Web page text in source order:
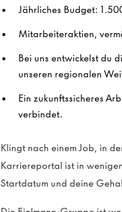
Jährliches Budget:
Mitarbeiteraktien,
Bei uns entwickelst du
unseren regionalen
Ein zukunftssicheres
verbindet.
Klingt nach einem Job, in
Karriereportal ist in
Startdatum und deine